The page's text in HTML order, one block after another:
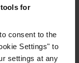
for
consent to the
Settings" to
settings at any
de cuisson